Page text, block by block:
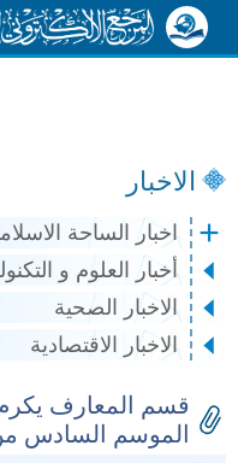
الاخبار
اخبار الساحة
أخبار العلوم و
الاخبار الصحية
الاخبار الاقتصادية
قسم المعارف يكرم
الموسم السادس